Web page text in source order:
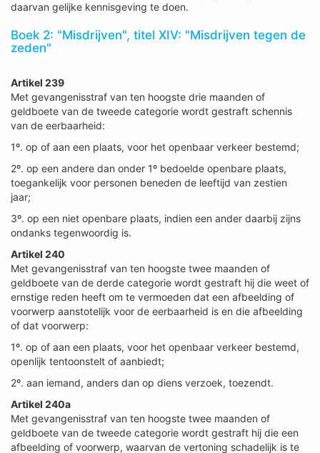
daarvan gelijke kennisgeving te doen.
Boek 2: "Misdrijven", titel XIV: "Misdrijven tegen de
zeden"
Artikel 239
Met gevangenisstraf van ten hoogste drie maanden of
geldboete van de tweede categorie wordt gestraft schennis
van de eerbaarheid:
1º. op of aan een plaats, voor het openbaar verkeer bestemd;
2º. op een andere dan onder 1º bedoelde openbare plaats,
toegankelijk voor personen beneden de leeftijd van zestien
jaar;
3º. op een niet openbare plaats, indien een ander daarbij zijns
ondanks tegenwoordig is.
Artikel 240
Met gevangenisstraf van ten hoogste twee maanden of
geldboete van de derde categorie wordt gestraft hij die weet of
ernstige reden heeft om te vermoeden dat een afbeelding of
voorwerp aanstotelijk voor de eerbaarheid is en die afbeelding
of dat voorwerp:
1º. op of aan een plaats, voor het openbaar verkeer bestemd,
openlijk tentoonstelt of aanbiedt;
2º. aan iemand, anders dan op diens verzoek, toezendt.
Artikel 240a
Met gevangenisstraf van ten hoogste twee maanden of
geldboete van de tweede categorie wordt gestraft hij die een
afbeelding of voorwerp, waarvan de vertoning schadelijk is te